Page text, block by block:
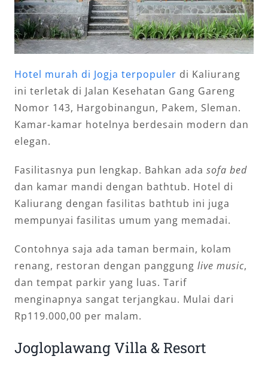
Hotel murah di Jogja terpopuler di Kaliurang
ini terletak di Jalan Kesehatan Gang Gareng
Nomor 143, Hargobinangun, Pakem, Sleman.
Kamar-kamar hotelnya berdesain modern dan
elegan.
Fasilitasnya pun lengkap. Bahkan ada sofa bed
dan kamar mandi dengan bathtub. Hotel di
Kaliurang dengan fasilitas bathtub ini juga
mempunyai fasilitas umum yang memadai.
Contohnya saja ada taman bermain, kolam
renang, restoran dengan panggung live music,
dan tempat parkir yang luas. Tarif
menginapnya sangat terjangkau. Mulai dari
Rp119.000,00 per malam.
Jogloplawang Villa & Resort